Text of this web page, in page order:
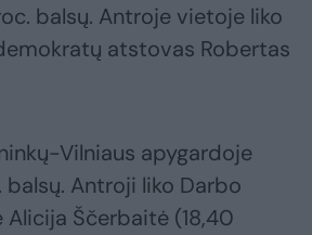
balsų. Antroje vietoje liko
atstovas Robertas
Vilniaus apygardoje
Antroji liko Darbo
Ščerbaitė (18,40